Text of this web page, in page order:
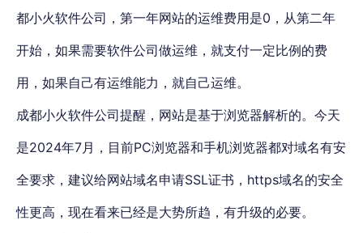
都小火软件公司，第一年网站的运维费用是0，从第二年
开始，如果需要软件公司做运维，就支付一定比例的费
用，如果自己有运维能力，就自己运维。
成都小火软件公司提醒，网站是基于浏览器解析的。今天
是2024年7月，目前PC浏览器和手机浏览器都对域名有安
全要求，建议给网站域名申请SSL证书，https域名的安全
性更高，现在看来已经是大势所趋，有升级的必要。